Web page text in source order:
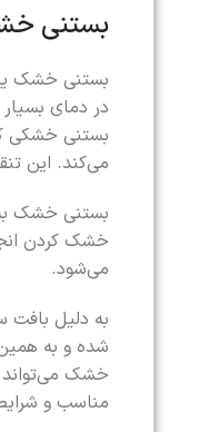
بستنی
بستنی خشک
در دمای
بستنی خشکی
می‌کند. این
بستنی خشک به
می‌شود.
به دلیل بافت
شده و به
خشک می‌تواند
مناسب و